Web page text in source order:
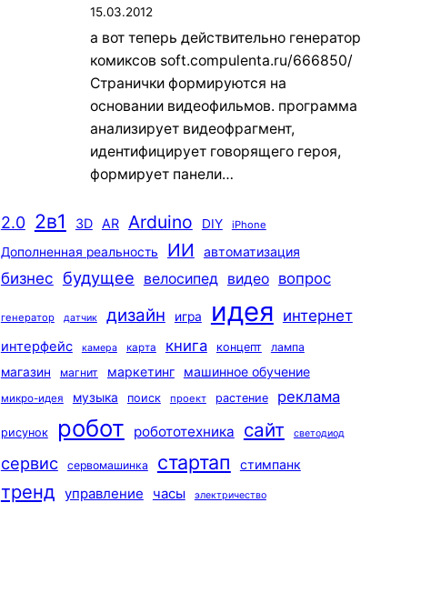
15.03.2012
а вот теперь действительно генератор
комиксов soft.compulenta.ru/666850/
Странички формируются на
основании видеофильмов. программа
анализирует видеофрагмент,
идентифицирует говорящего героя,
формирует панели…
2.0 2в1 3D AR Arduino DIY iPhone
Дополненная реальность ИИ автоматизация
бизнес будущее велосипед видео вопрос
генератор датчик дизайн игра идея интернет
интерфейс камера карта книга концепт лампа
магазин магнит маркетинг машинное обучение
микро-идея музыка поиск проект растение реклама
рисунок робот робототехника сайт светодиод
сервис сервомашинка стартап стимпанк
тренд управление часы электричество